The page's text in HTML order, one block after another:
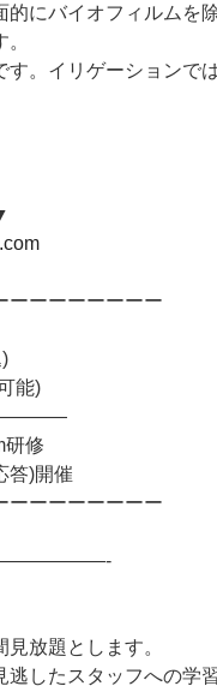
的にバイオフィルムを
。イリゲーションでは
ーーーーーーーー
能)
研修
答)開催
ーーーーーーーー
放題とします。
したスタッフへの学